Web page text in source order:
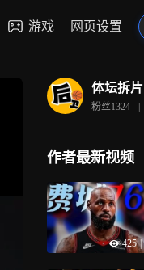
游戏 网页设置
体坛拆片
粉丝1324 |
作者最新视频
425 |